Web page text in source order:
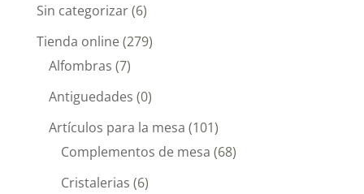
Sin categorizar(6)
Tienda online(279)
Alfombras (7)
Antiguedades (0)
Artículos para la mesa (101)
Complementos de mesa (68)
Cristalerias (6)